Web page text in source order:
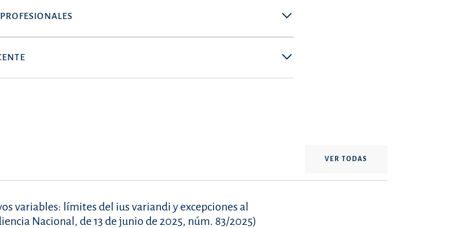
VER TODAS
variables: límites del ius variandi y excepciones al
Nacional, de 13 de junio de 2025, núm. 83/2025)